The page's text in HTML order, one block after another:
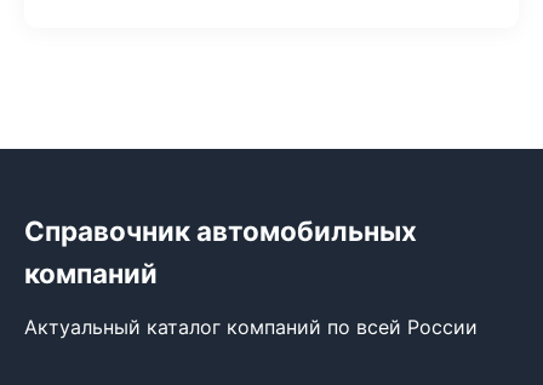
Справочник автомобильных
компаний
Актуальный каталог компаний по всей России